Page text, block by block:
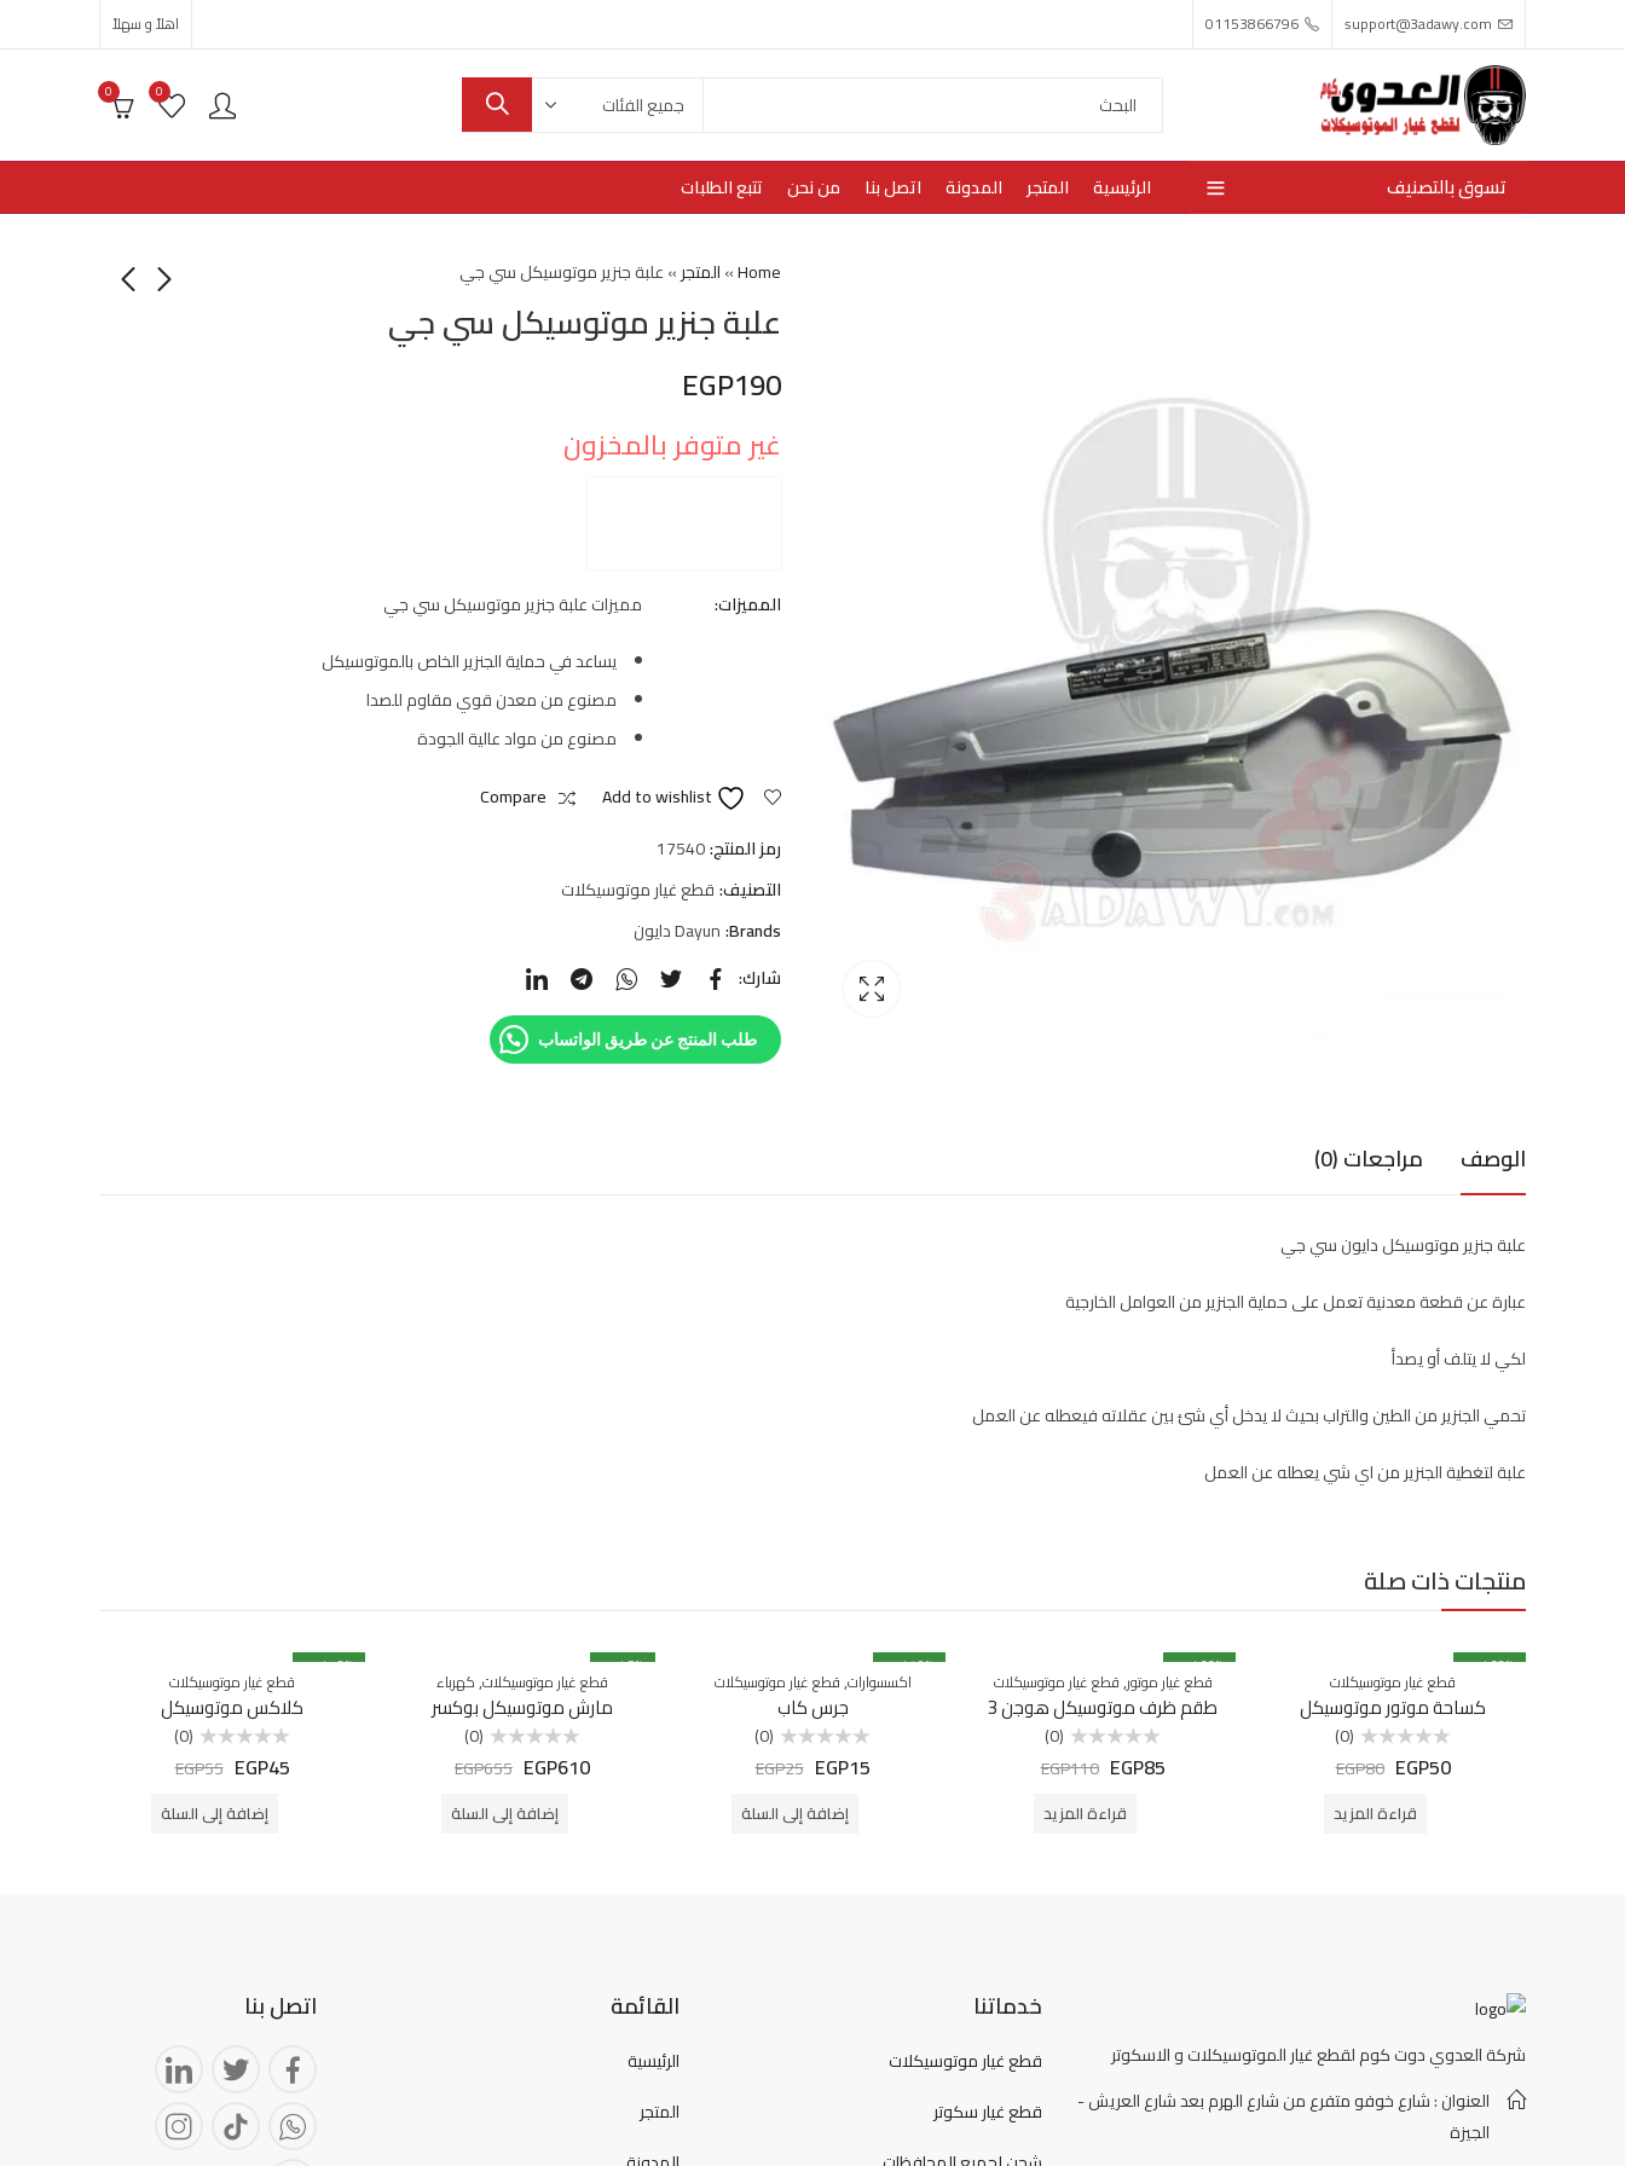
support@3adawy.com
01153866796 اهلاً و سهلاً
0
0
تسوق بالتصنيف الرئيسية المتجر المدونة اتصل بنا من نحن تتبع الطلبات
Home
»المتجر»علبة جنزير موتوسيكل سي جي
علبة جنزير موتوسيكل سي جي
EGP190
غير متوفر بالمخزون
المميزات:
مميزات علبة جنزير موتوسيكل سي جي
يساعد في حماية الجنزير الخاص بالموتوسيكل
مصنوع من معدن قوي مقاوم للصدا
مصنوع من مواد عالية الجودة
Add to wishlist
Compare
رمز المنتج:17540
التصنيف:قطع غيار موتوسيكلات
Brands: Dayun دايون
شارك:
طلب المنتج عن طريق الواتساب
الوصف مراجعات (0)
علبة جنزير موتوسيكل دايون سي جي
عبارة عن قطعة معدنية تعمل على حماية الجنزير من العوامل الخارجية
لكي لا يتلف أو يصدأ
تحمي الجنزير من الطين والتراب بحيث لا يدخل أي شئ بين عقلاته فيعطله عن العمل
علبة لتغطية الجنزير من اي شي يعطله عن العمل
منتجات ذات صلة
38% خصم
غير متوفرة بالمخزون
قطع غيار موتوسيكلات
كساحة موتور موتوسيكل
التقييم
(0)
EGP50
EGP80
قراءة المزيد
23% خصم
غير متوفرة بالمخزون
قطع غيار موتور,قطع غيار موتوسيكلات
طقم ظرف موتوسيكل هوجن 3
التقييم
(0)
EGP85
EGP110
قراءة المزيد
40% خصم
اكسسوارات,قطع غيار موتوسيكلات
جرس كاب
التقييم
(0)
EGP15
EGP25
إضافة إلى السلة
7% خصم
قطع غيار موتوسيكلات,كهرباء
مارش موتوسيكل بوكسر
التقييم
(0)
EGP610
EGP655
إضافة إلى السلة
18% خصم
قطع غيار موتوسيكلات
كلاكس موتوسيكل
التقييم
(0)
EGP45
EGP55
إضافة إلى السلة
شركة العدوي دوت كوم لقطع غيار الموتوسيكلات و الاسكوتر
العنوان : شارع خوفو متفرع من شارع الهرم بعد شارع العريش -
الجيزة
خدماتنا
قطع غيار موتوسيكلات
قطع غيار سكوتر
القائمة
الرئيسية
المتجر
اتصل بنا